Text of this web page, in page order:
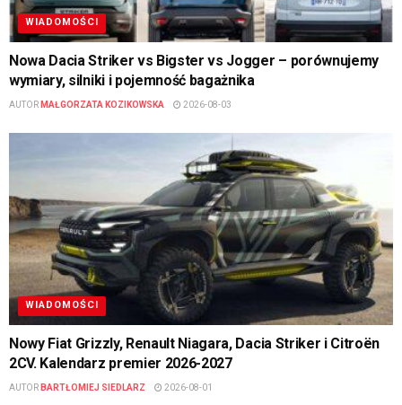
WIADOMOŚCI
Nowa Dacia Striker vs Bigster vs Jogger – porównujemy
wymiary, silniki i pojemność bagażnika
AUTOR MAŁGORZATA KOZIKOWSKA 2026-08-03
WIADOMOŚCI
Nowy Fiat Grizzly, Renault Niagara, Dacia Striker i Citroën
2CV. Kalendarz premier 2026-2027
AUTOR BARTŁOMIEJ SIEDLARZ 2026-08-01